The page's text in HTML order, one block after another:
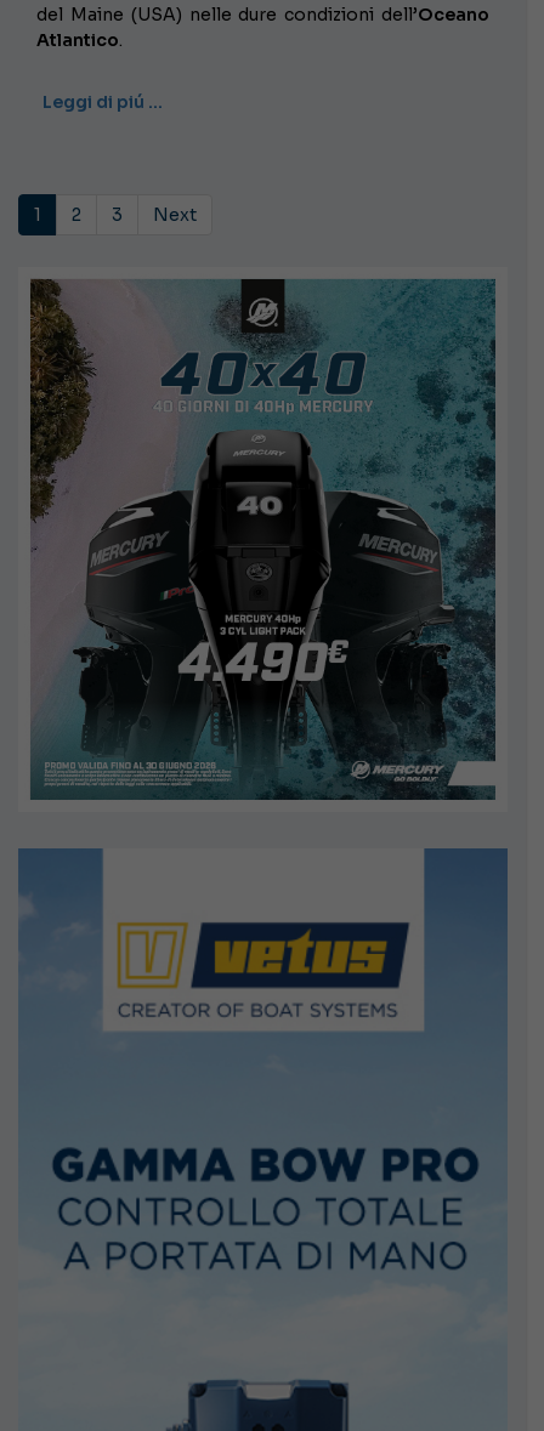
del Maine (USA) nelle dure condizioni dell’Oceano
Atlantico.
Leggi di piú …
1 2 3 Next